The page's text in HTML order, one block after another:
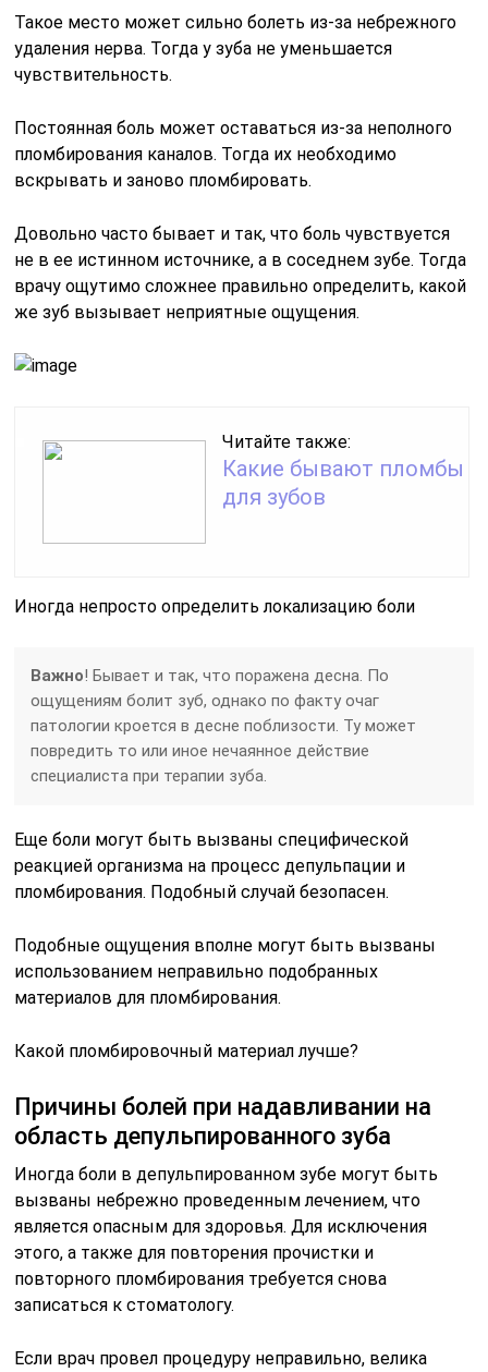
Такое место может сильно болеть из-за небрежного
удаления нерва. Тогда у зуба не уменьшается
чувствительность.
Постоянная боль может оставаться из-за неполного
пломбирования каналов. Тогда их необходимо
вскрывать и заново пломбировать.
Довольно часто бывает и так, что боль чувствуется
не в ее истинном источнике, а в соседнем зубе. Тогда
врачу ощутимо сложнее правильно определить, какой
же зуб вызывает неприятные ощущения.
Читайте также:
Какие бывают пломбы
для зубов
Иногда непросто определить локализацию боли
Важно! Бывает и так, что поражена десна. По
ощущениям болит зуб, однако по факту очаг
патологии кроется в десне поблизости. Ту может
повредить то или иное нечаянное действие
специалиста при терапии зуба.
Еще боли могут быть вызваны специфической
реакцией организма на процесс депульпации и
пломбирования. Подобный случай безопасен.
Подобные ощущения вполне могут быть вызваны
использованием неправильно подобранных
материалов для пломбирования.
Какой пломбировочный материал лучше?
Причины болей при надавливании на
область депульпированного зуба
Иногда боли в депульпированном зубе могут быть
вызваны небрежно проведенным лечением, что
является опасным для здоровья. Для исключения
этого, а также для повторения прочистки и
повторного пломбирования требуется снова
записаться к стоматологу.
Если врач провел процедуру неправильно, велика